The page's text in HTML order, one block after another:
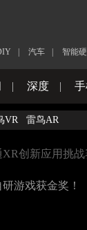
汽车 智能
| 深度 |
VR 雷鸟AR
创新应用挑